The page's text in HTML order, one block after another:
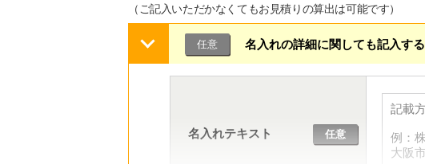
（ご記入いただかなくてもお見積りの算出は可能です）
任意 名入れの詳細に関しても記入する
名入れテキスト 任意